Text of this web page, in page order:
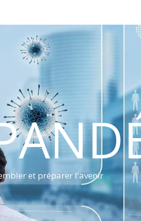
et préparer l'avenir